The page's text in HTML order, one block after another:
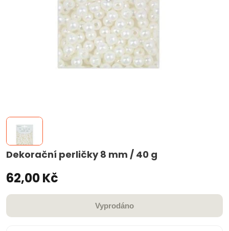
Dekorační perličky 8 mm / 40 g
62,00 Kč
Vyprodáno